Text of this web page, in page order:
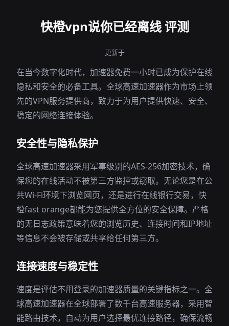
快橙vpn说你已经离线 评测
更新于
在当今数字化时代，加速器免费一小时已成为保护在线
隐私和安全的必备工具。全球高速加速器作为市场上领
先的VPN服务提供商，致力于为用户提供快速、安全、
稳定的网络连接体验。
安全性与隐私保护
全球高速加速器采用军事级别的AES-256加密技术，确
保您的在线活动不被第三方监控或窃取。无论您是在公
共Wi-Fi环境下浏览网页，还是进行在线银行交易，快
橙fast orange都能为您提供全方位的安全保障。严格
的无日志政策意味着您的浏览历史、连接时间和IP地址
等信息不会被存储或共享给任何第三方。
连接速度与稳定性
速度是评估不用登录的加速器质量的关键指标之一。全
球高速加速器在全球部署了数千台高速服务器，采用智
能路由技术，自动为用户选择最优连接路径，确保流畅